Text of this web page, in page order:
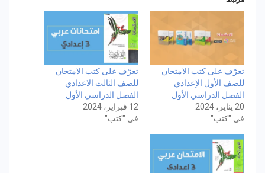
تعرّف على كتب الامتحان
للصف الأول الإعدادي
الفصل الدراسي الأول
20 يناير، 2024
في "كتب"
تعرّف على كتب الامتحان
للصف الثالث الاعدادي
الفصل الدراسي الأول
12 فبراير، 2024
في "كتب"